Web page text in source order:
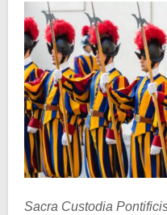
Sacra Custodia